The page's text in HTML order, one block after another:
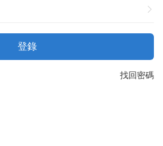
登錄
找回密碼